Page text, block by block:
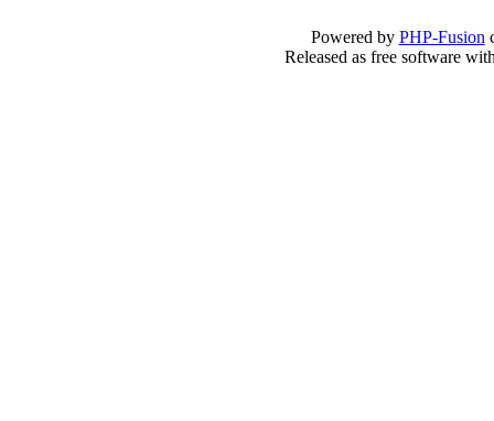
Powered by PHP-Fusion
Released as free software